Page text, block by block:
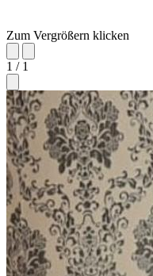
Zum Vergrößern klicken
1 / 1